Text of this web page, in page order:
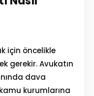
için öncelikle
gerekir. Avukatın
dava
kurumlarına